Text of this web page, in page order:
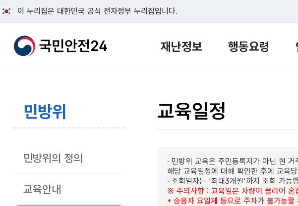
이 누리집은 대한민국 공식 전자정부 누리집입니다.
재난정보 행동요령
민방위
민방위의 정의
교육안내
교육일정
· 민방위 교육은 주민등록지가 아닌 현
해당 교육일정에 대해 확인한 후에 교육
· 조회일자는 '최대3개월'까지 조회 가능
※ 주의사항 : 교육일은 차량이 몰리어 혼
* 승용차 요일제 등으로 주차가 불가능